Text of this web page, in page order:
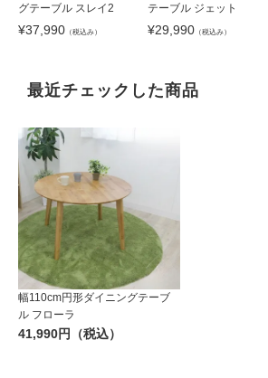
グテーブル スレイ2
¥37,990 （税込み）
テーブル ジェット
¥29,990 （税込み）
最近チェックした商品
幅110cm円形ダイニングテーブ
ル フローラ
41,990円（税込）